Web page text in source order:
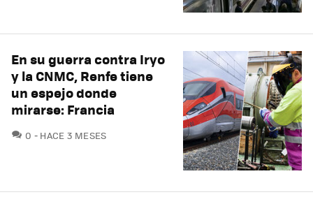
En su guerra contra Iryo
y la CNMC, Renfe tiene
un espejo donde
mirarse: Francia
0 COMENTARIOS
HACE 3 MESES